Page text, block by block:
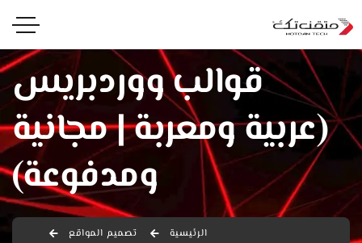
قوالب ووردبريس
(عربية ومعربة | مجانية
ومدفوعة)
الرئيسية
تصميم المواقع